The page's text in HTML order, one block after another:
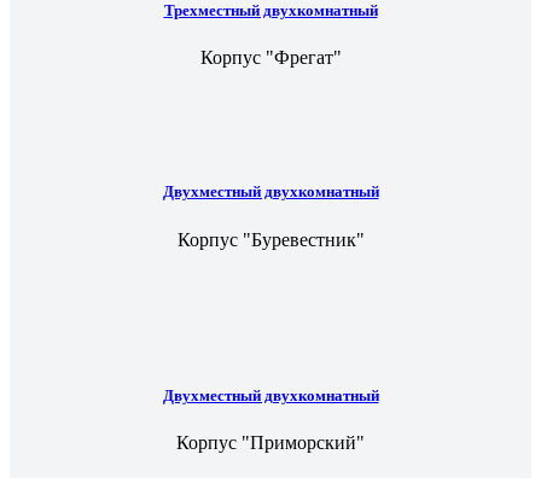
Трехместный двухкомнатный
Корпус "Фрегат"
Двухместный двухкомнатный
Корпус "Буревестник"
Двухместный двухкомнатный
Корпус "Приморский"